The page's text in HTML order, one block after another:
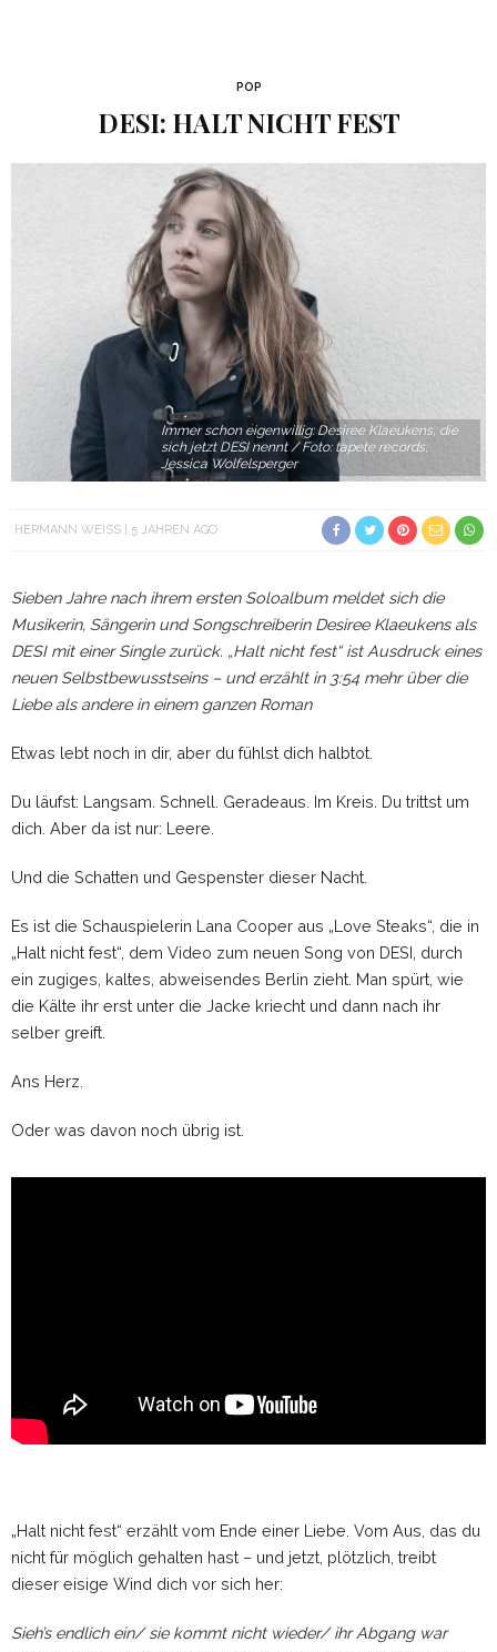
POP
DESI: HALT NICHT FEST
Immer schon eigenwillig: Desiree Klaeukens, die
sich jetzt DESI nennt / Foto: tapete records,
Jessica Wolfelsperger
HERMANN WEISS 5 JAHREN AGO
Sieben Jahre nach ihrem ersten Soloalbum meldet sich die
Musikerin, Sängerin und Songschreiberin Desiree Klaeukens als
DESI mit einer Single zurück. „Halt nicht fest“ ist Ausdruck eines
neuen Selbstbewusstseins – und erzählt in 3:54 mehr über die
Liebe als andere in einem ganzen Roman
Etwas lebt noch in dir, aber du fühlst dich halbtot.
Du läufst: Langsam. Schnell. Geradeaus. Im Kreis. Du trittst um
dich. Aber da ist nur: Leere.
Und die Schatten und Gespenster dieser Nacht.
Es ist die Schauspielerin Lana Cooper aus „Love Steaks“, die in
„Halt nicht fest“, dem Video zum neuen Song von DESI, durch
ein zugiges, kaltes, abweisendes Berlin zieht. Man spürt, wie
die Kälte ihr erst unter die Jacke kriecht und dann nach ihr
selber greift.
Ans Herz.
Oder was davon noch übrig ist.
„Halt nicht fest“ erzählt vom Ende einer Liebe. Vom Aus, das du
nicht für möglich gehalten hast – und jetzt, plötzlich, treibt
dieser eisige Wind dich vor sich her:
Sieh’s endlich ein/ sie kommt nicht wieder/ ihr Abgang war